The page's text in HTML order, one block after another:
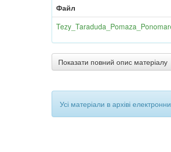
Файл
Показати повний опис матеріалу
Усі матеріали в архіві